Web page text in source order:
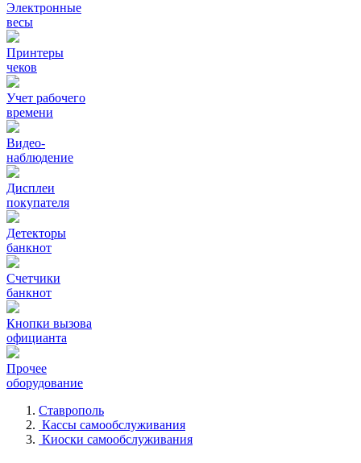
Электронные
весы
Принтеры
чеков
Учет рабочего
времени
Видео‑
наблюдение
Дисплеи
покупателя
Детекторы
банкнот
Счетчики
банкнот
Кнопки вызова
официанта
Прочее
оборудование
Ставрополь
Кассы самообслуживания
Киоски самообслуживания